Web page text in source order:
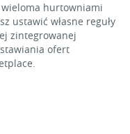
wieloma hurtowniami
ustawić własne reguły
zintegrowanej
ofert